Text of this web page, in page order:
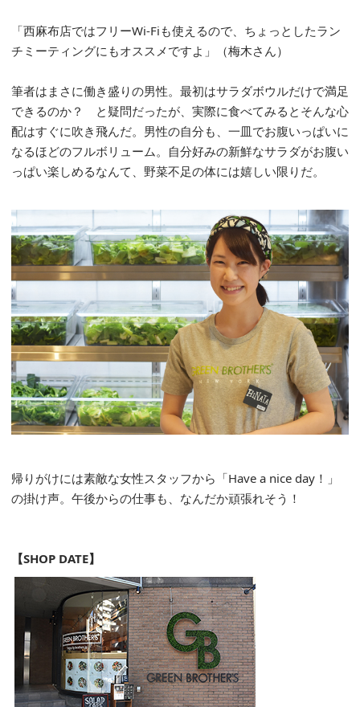
「西麻布店ではフリーWi-Fiも使えるので、ちょっとしたラン
チミーティングにもオススメですよ」（梅木さん）
筆者はまさに働き盛りの男性。最初はサラダボウルだけで満足
できるのか？ と疑問だったが、実際に食べてみるとそんな心
配はすぐに吹き飛んだ。男性の自分も、一皿でお腹いっぱいに
なるほどのフルボリューム。自分好みの新鮮なサラダがお腹い
っぱい楽しめるなんて、野菜不足の体には嬉しい限りだ。
帰りがけには素敵な女性スタッフから「Have a nice day！」
の掛け声。午後からの仕事も、なんだか頑張れそう！
【SHOP DATE】